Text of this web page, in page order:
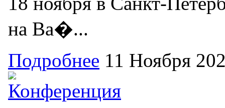
на Ва�...
Подробнее 11 Ноября